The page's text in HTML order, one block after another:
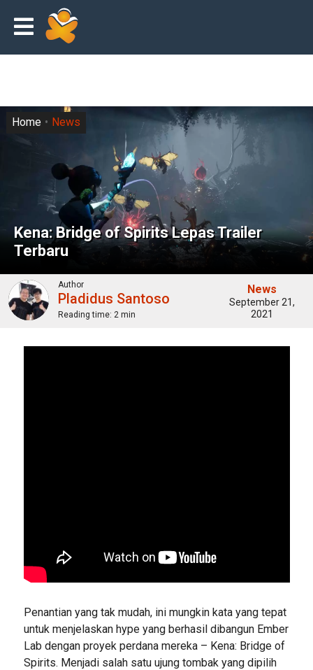
Kena: Bridge of Spirits Lepas Trailer
Terbaru
Home News
Author
Pladidus Santoso
Reading time: 2 min
News
September 21,
2021
Penantian yang tak mudah, ini mungkin kata yang tepat
untuk menjelaskan hype yang berhasil dibangun Ember
Lab dengan proyek perdana mereka – Kena: Bridge of
Spirits. Menjadi salah satu ujung tombak yang dipilih